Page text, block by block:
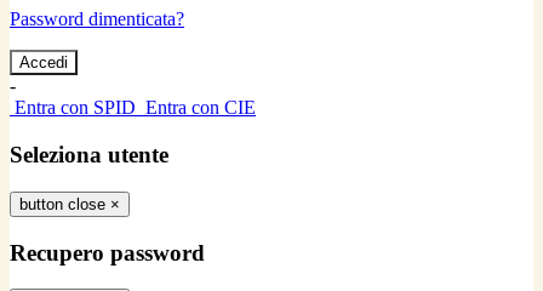
Password dimenticata?
-
Entra con SPID Entra con CIE
Seleziona utente
button close ×
Recupero password